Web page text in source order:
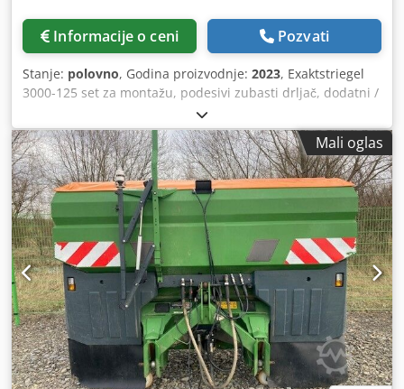
Informacije o ceni Pozvati
Stanje: polovno, Godina proizvodnje: 2023, Exaktstriegel
3000-125 set za montažu, podesivi zubasti drljač, dodatni /
elektronski marker traga 3000 AmaDrill 2 za Cataya,
radarski senzor / međunarodni analogni senzor radnog
položaja, elektronska preklopka prolaznih staza /
upravljački ventil i hidraulična prolazna staza.
Dodpfxetgpggo Aaisck
Mali oglas